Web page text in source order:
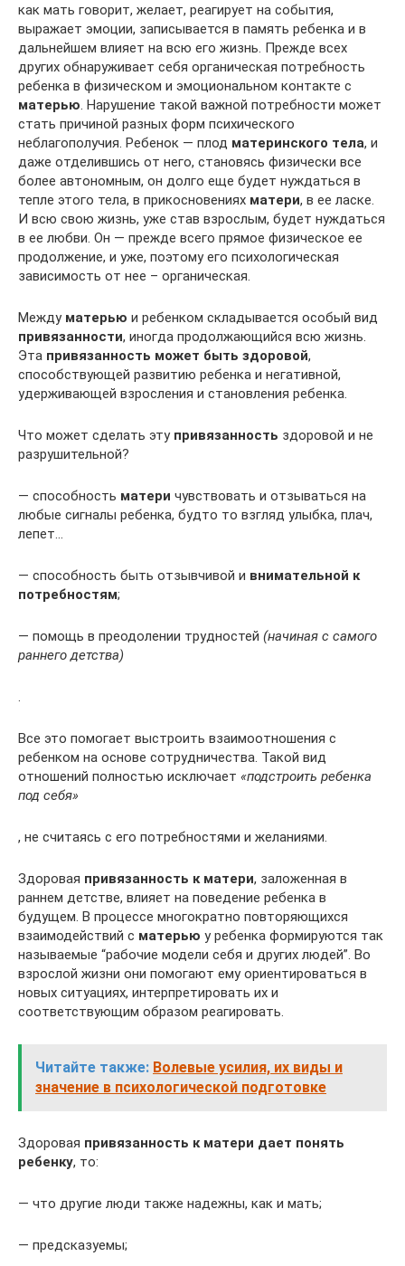
как мать говорит, желает, реагирует на события,
выражает эмоции, записывается в память ребенка и в
дальнейшем влияет на всю его жизнь. Прежде всех
других обнаруживает себя органическая потребность
ребенка в физическом и эмоциональном контакте с
матерью. Нарушение такой важной потребности может
стать причиной разных форм психического
неблагополучия. Ребенок — плод материнского тела, и
даже отделившись от него, становясь физически все
более автономным, он долго еще будет нуждаться в
тепле этого тела, в прикосновениях матери, в ее ласке.
И всю свою жизнь, уже став взрослым, будет нуждаться
в ее любви. Он — прежде всего прямое физическое ее
продолжение, и уже, поэтому его психологическая
зависимость от нее – органическая.
Между матерью и ребенком складывается особый вид
привязанности, иногда продолжающийся всю жизнь.
Эта привязанность может быть здоровой,
способствующей развитию ребенка и негативной,
удерживающей взросления и становления ребенка.
Что может сделать эту привязанность здоровой и не
разрушительной?
— способность матери чувствовать и отзываться на
любые сигналы ребенка, будто то взгляд улыбка, плач,
лепет…
— способность быть отзывчивой и внимательной к
потребностям;
— помощь в преодолении трудностей (начиная с самого
раннего детства)
.
Все это помогает выстроить взаимоотношения с
ребенком на основе сотрудничества. Такой вид
отношений полностью исключает «подстроить ребенка
под себя»
, не считаясь с его потребностями и желаниями.
Здоровая привязанность к матери, заложенная в
раннем детстве, влияет на поведение ребенка в
будущем. В процессе многократно повторяющихся
взаимодействий с матерью у ребенка формируются так
называемые “рабочие модели себя и других людей”. Во
взрослой жизни они помогают ему ориентироваться в
новых ситуациях, интерпретировать их и
соответствующим образом реагировать.
Читайте также: Волевые усилия, их виды и
значение в психологической подготовке
Здоровая привязанность к матери дает понять
ребенку, то:
— что другие люди также надежны, как и мать;
— предсказуемы;